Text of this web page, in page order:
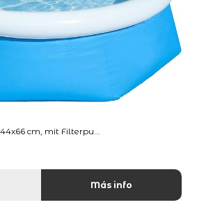
cm, mit Filterpu...
Más info